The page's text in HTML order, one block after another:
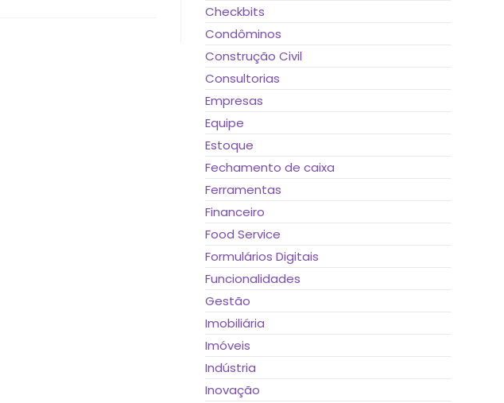
Checkbits
Condôminos
Construção Civil
Consultorias
Empresas
Equipe
Estoque
Fechamento de caixa
Ferramentas
Financeiro
Food Service
Formulários Digitais
Funcionalidades
Gestão
Imobiliária
Imóveis
Indústria
Inovação